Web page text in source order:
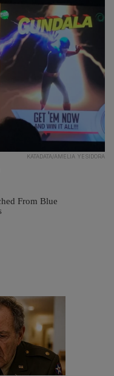
KATADATA/AMELIA YESIDORA